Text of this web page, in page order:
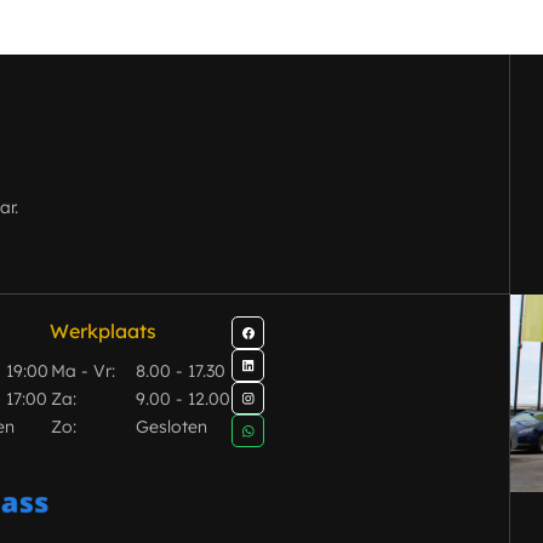
Contact
Werkplaats
Ma - Vr:
8.00 - 17.30
Za:
9.00 - 12.00
Zo:
Gesloten
Werkplaats